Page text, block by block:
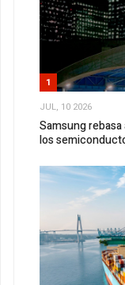
1
JUL, 10 2026
Samsung
los